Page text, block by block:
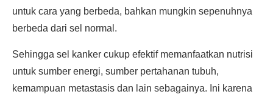
untuk cara yang berbeda, bahkan mungkin sepenuhnya
berbeda dari sel normal.
Sehingga sel kanker cukup efektif memanfaatkan nutrisi
untuk sumber energi, sumber pertahanan tubuh,
kemampuan metastasis dan lain sebagainya. Ini karena